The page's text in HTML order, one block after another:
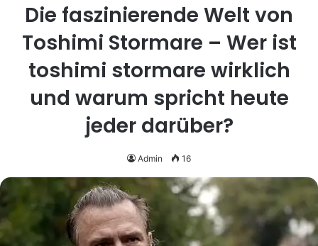
Die faszinierende Welt von
Toshimi Stormare – Wer ist
toshimi stormare wirklich
und warum spricht heute
jeder darüber?
Admin 16